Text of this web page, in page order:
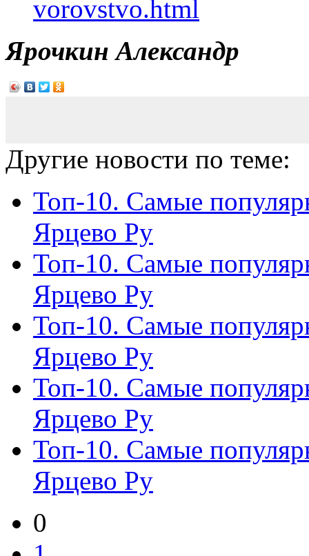
vorovstvo.html
Ярочкин Александр
Другие новости по теме:
Топ-10. Самые
Ярцево Ру
Топ-10. Самые
Ярцево Ру
Топ-10. Самые
Ярцево Ру
Топ-10. Самые
Ярцево Ру
Топ-10. Самые
Ярцево Ру
0